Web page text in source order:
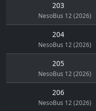
203
NesoBus 12 (2026)
204
NesoBus 12 (2026)
205
NesoBus 12 (2026)
206
NesoBus 12 (2026)